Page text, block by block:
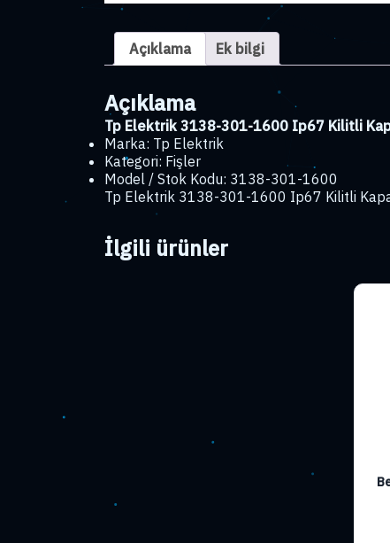
Açıklama Ek bilgi
Açıklama
Tp Elektrik 3138-301-1600 Ip67 Kilitli
Marka: Tp Elektrik
Kategori: Fişler
Model / Stok Kodu: 3138-301-1600
Tp Elektrik 3138-301-1600 Ip67 Kilitli
İlgili ürünler